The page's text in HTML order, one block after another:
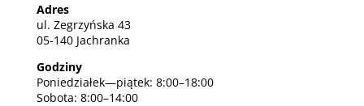
Adres
ul. Zegrzyńska 43
05-140 Jachranka
Godziny
Poniedziałek—piątek: 8:00–18:00
Sobota: 8:00–14:00